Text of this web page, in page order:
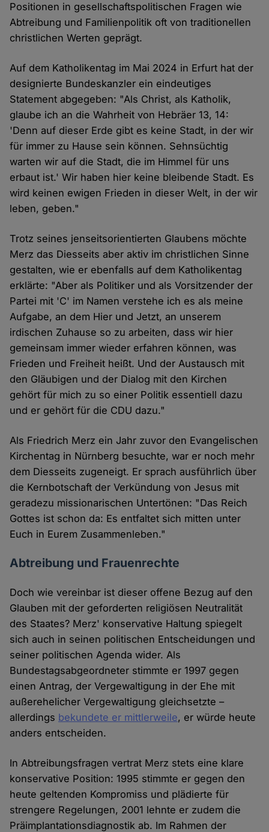
Positionen in gesellschaftspolitischen Fragen wie
Abtreibung und Familienpolitik oft von traditionellen
christlichen Werten geprägt.
Auf dem Katholikentag im Mai 2024 in Erfurt hat der
designierte Bundeskanzler ein eindeutiges
Statement abgegeben: "Als Christ, als Katholik,
glaube ich an die Wahrheit von Hebräer 13, 14:
'Denn auf dieser Erde gibt es keine Stadt, in der wir
für immer zu Hause sein können. Sehnsüchtig
warten wir auf die Stadt, die im Himmel für uns
erbaut ist.' Wir haben hier keine bleibende Stadt. Es
wird keinen ewigen Frieden in dieser Welt, in der wir
leben, geben."
Trotz seines jenseitsorientierten Glaubens möchte
Merz das Diesseits aber aktiv im christlichen Sinne
gestalten, wie er ebenfalls auf dem Katholikentag
erklärte: "Aber als Politiker und als Vorsitzender der
Partei mit 'C' im Namen verstehe ich es als meine
Aufgabe, an dem Hier und Jetzt, an unserem
irdischen Zuhause so zu arbeiten, dass wir hier
gemeinsam immer wieder erfahren können, was
Frieden und Freiheit heißt. Und der Austausch mit
den Gläubigen und der Dialog mit den Kirchen
gehört für mich zu so einer Politik essentiell dazu
und er gehört für die CDU dazu."
Als Friedrich Merz ein Jahr zuvor den Evangelischen
Kirchentag in Nürnberg besuchte, war er noch mehr
dem Diesseits zugeneigt. Er sprach ausführlich über
die Kernbotschaft der Verkündung von Jesus mit
geradezu missionarischen Untertönen: "Das Reich
Gottes ist schon da: Es entfaltet sich mitten unter
Euch in Eurem Zusammenleben."
Abtreibung und Frauenrechte
Doch wie vereinbar ist dieser offene Bezug auf den
Glauben mit der geforderten religiösen Neutralität
des Staates? Merz' konservative Haltung spiegelt
sich auch in seinen politischen Entscheidungen und
seiner politischen Agenda wider. Als
Bundestagsabgeordneter stimmte er 1997 gegen
einen Antrag, der Vergewaltigung in der Ehe mit
außerehelicher Vergewaltigung gleichsetzte –
allerdings bekundete er mittlerweile, er würde heute
anders entscheiden.
In Abtreibungsfragen vertrat Merz stets eine klare
konservative Position: 1995 stimmte er gegen den
heute geltenden Kompromiss und plädierte für
strengere Regelungen, 2001 lehnte er zudem die
Präimplantationsdiagnostik ab. Im Rahmen der